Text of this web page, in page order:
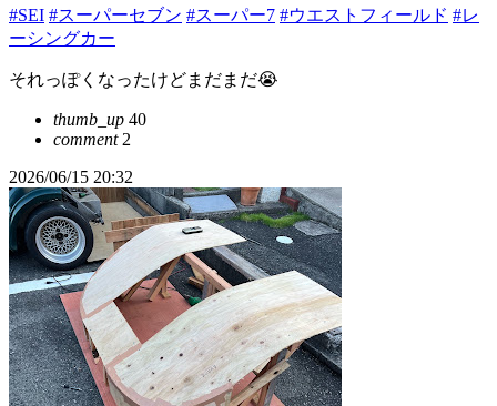
#SEI #スーパーセブン #スーパー7 #ウエストフィールド #レ
ーシングカー
それっぽくなったけどまだまだ😭
thumb_up 40
comment2
2026/06/15 20:32